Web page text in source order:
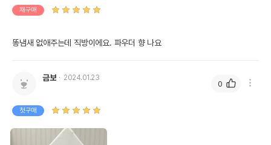
재구매
똥냄새 없애주는데 직방이에요. 파우더 향 나요
금보 2024.01.23
첫구매
0